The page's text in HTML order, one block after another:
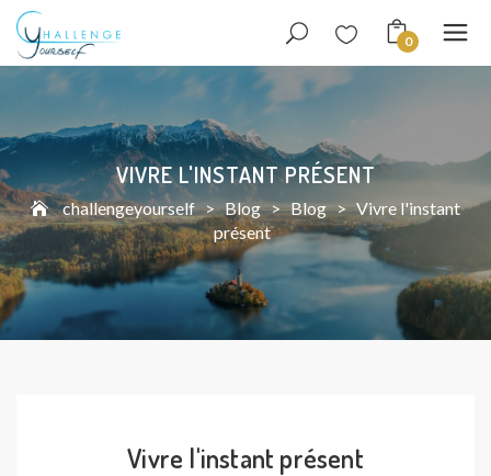
0
VIVRE L'INSTANT PRÉSENT
challengeyourself > Blog > Blog > Vivre l'instant
présent
Vivre l'instant présent